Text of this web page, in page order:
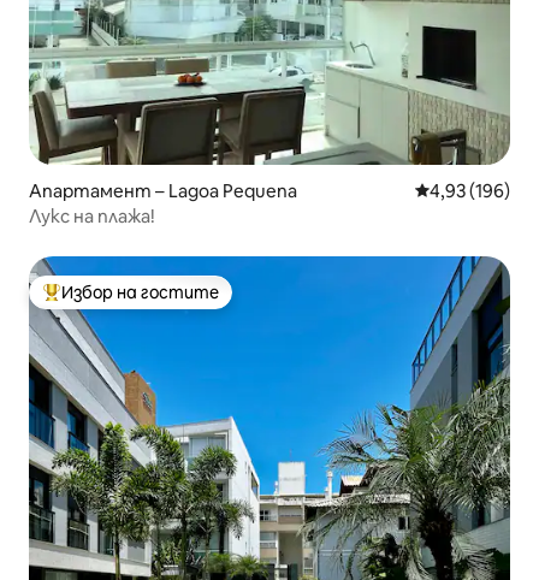
Апартамент – Lagoa Pequena Средна
4,93 (196)
Лукс на плажа!
Най-популярен избор на гостите
Избор на гостите